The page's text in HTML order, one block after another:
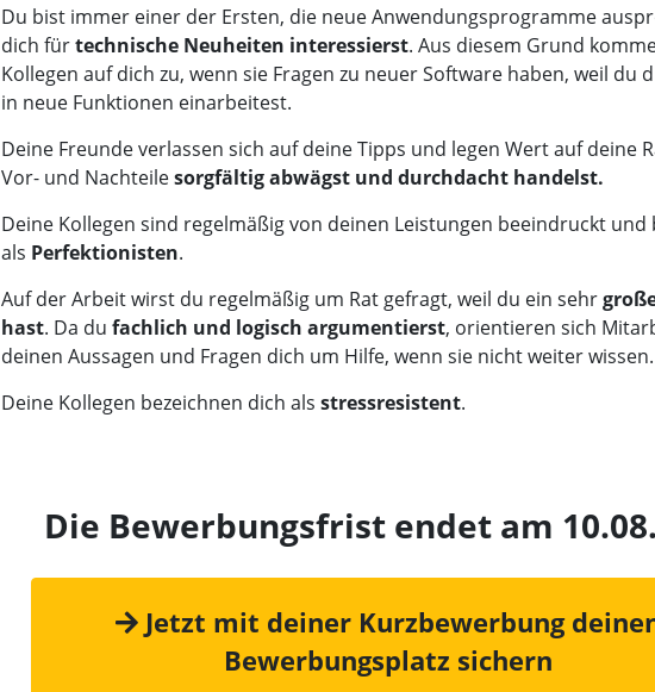
Du bist immer einer der Ersten, die neue Anwendungsprogramme
dich fürtechnische Neuheiten interessierst. Aus diesem Grund
Kollegen auf dich zu, wenn sie Fragen zu neuer Software haben, weil du
in neue Funktionen einarbeitest.
Deine Freunde verlassen sich auf deine Tipps und legen Wert auf deine
Vor- und Nachteilesorgfältig abwägst und durchdacht handelst.
Deine Kollegen sind regelmäßig von deinen Leistungen beeindruckt und
als Perfektionisten.
Auf der Arbeit wirst du regelmäßig um Rat gefragt, weil du ein sehr
hast. Da du fachlich und logisch argumentierst, orientieren sich
deinen Aussagen und Fragen dich um Hilfe, wenn sie nicht weiter wissen.
Deine Kollegen bezeichnen dich als stressresistent.
Die Bewerbungsfrist endet am
Jetzt mit deiner Kurzbewerbung
Bewerbungsplatz sichern